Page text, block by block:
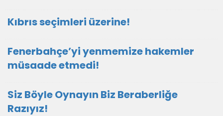
Kıbrıs seçimleri üzerine!
Fenerbahçe’yi yenmemize hakemler
müsaade etmedi!
Siz Böyle Oynayın Biz Beraberliğe
Razıyız!